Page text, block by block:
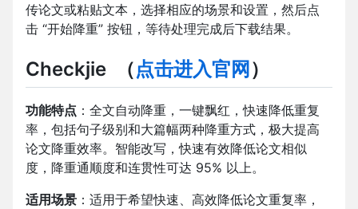
传论文或粘贴文本，选择相应的场景和设置，然后点
击 “开始降重” 按钮，等待处理完成后下载结果。
Checkjie （点击进入官网 ）
功能特点 ：全文自动降重，一键飘红，快速降低重复
率，包括句子级别和大篇幅两种降重方式，极大提高
论文降重效率。智能改写，快速有效降低论文相似
度，降重通顺度和连贯性可达 95% 以上。
适用场景 ：适用于希望快速、高效降低论文重复率，